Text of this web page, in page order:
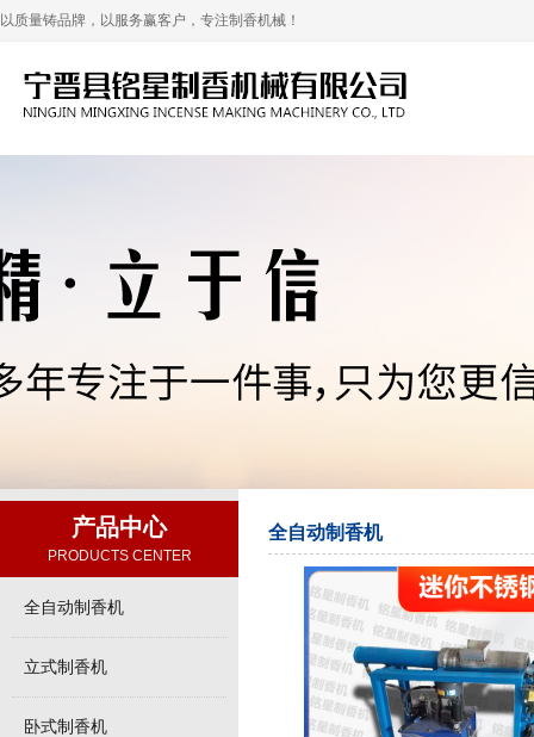
以质量铸品牌，以服务赢客户，专注制香机械！
产品中心
PRODUCTS CENTER
全自动制香机
立式制香机
卧式制香机
全自动制香机